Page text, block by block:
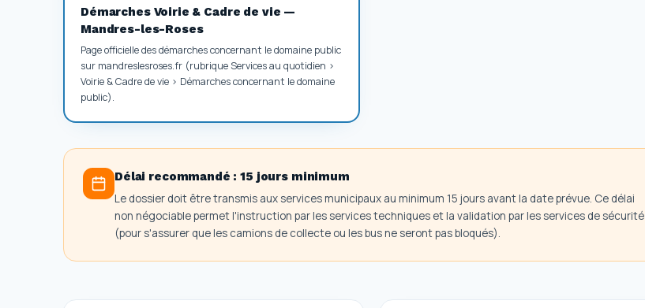
Démarches Voirie & Cadre de vie —
Mandres-les-Roses
Page officielle des démarches concernant le domaine public
sur mandreslesroses.fr (rubrique Services au quotidien >
Voirie & Cadre de vie > Démarches concernant le domaine
public).
Délai recommandé :15 jours minimum
Le dossier doit être transmis aux services municipaux au minimum 15 jours avant la date prévue. Ce délai
non négociable permet l'instruction par les services techniques et la validation par les services de sécurité
(pour s'assurer que les camions de collecte ou les bus ne seront pas bloqués).